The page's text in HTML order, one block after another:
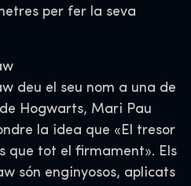
per fer la seva
deu el seu nom a una de
Hogwarts, Mari Pau
la idea que «El tresor
que tot el firmament». Els
són enginyosos, aplicats